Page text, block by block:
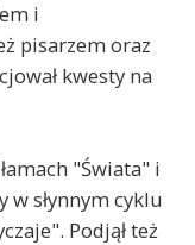
i
pisarzem oraz
kwesty na
"Świata" i
słynnym cyklu
Podjął też